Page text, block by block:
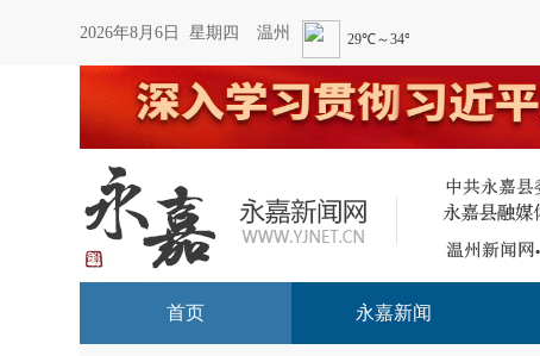
2026年8月6日 星期四 温州
首页 永嘉新闻